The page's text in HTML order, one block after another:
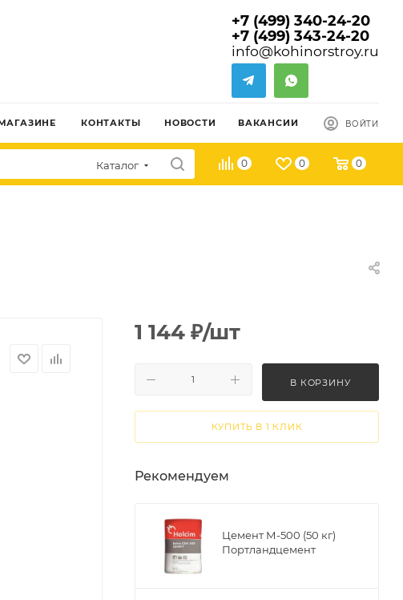
+7 (499) 340-24-20
+7 (499) 343-24-20
info@kohinorstroy.ru
КОНТАКТЫ НОВОСТИ ВАКАНСИИ ВОЙТИ
Каталог 0 0 0
1 144 ₽/шт
В КОРЗИНУ
КУПИТЬ В 1 КЛИК
Рекомендуем
Цемент М-500 (50 кг)
Портландцемент